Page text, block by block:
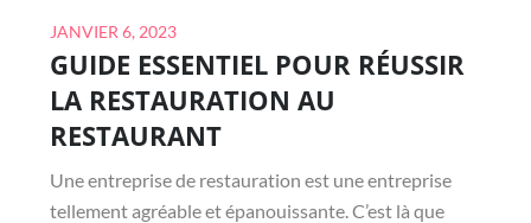
Posted
on
JANVIER 6, 2023
GUIDE ESSENTIEL POUR RÉUSSIR
LA RESTAURATION AU
RESTAURANT
Une entreprise de restauration est une entreprise
tellement agréable et épanouissante. C’est là que